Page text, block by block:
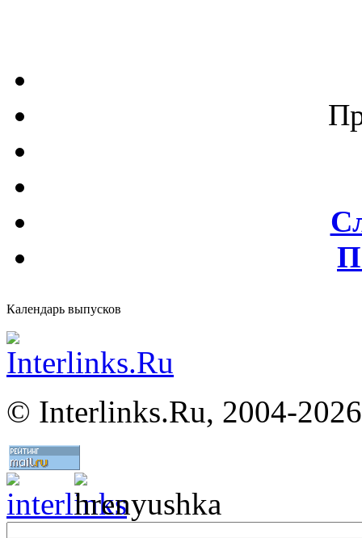
Календарь выпусков
© Interlinks.Ru, 2004-2026